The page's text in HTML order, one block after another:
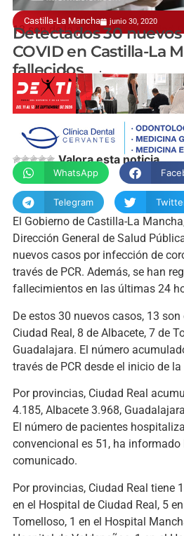
Castilla-La Mancha junio 30, 2020
13 son de la provincia de Ciudad
Detectados 30 nuevos
COVID en Castilla-La
fallecidos
manchainformacion.com
Valora esta noticia
WhatsApp
Telegram
El Gobierno de Castilla-La
Dirección General de Salud
nuevos casos por infección de
través de PCR. Además, se han
fallecimientos en las últimas 24
De estos 30 nuevos casos, 13
Ciudad Real, 8 de Albacete, 7 de
Guadalajara. El número
través de PCR desde el inicio de
Por provincias, Ciudad Real
4.185, Albacete 3.968,
El número de pacientes
convencional es 51, ha informado
comunicado.
Por provincias, Ciudad Real tiene
en el Hospital de Ciudad Real, 5
Tomelloso, 1 en el Hospital